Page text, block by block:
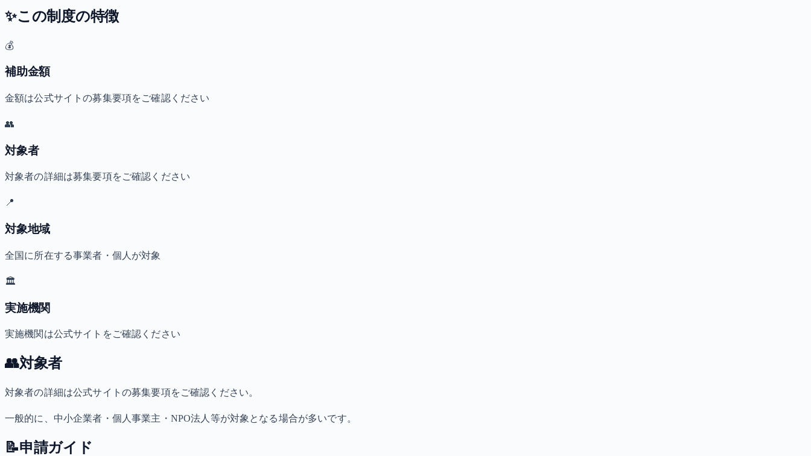
✨この制度の特徴
💰
補助金額
金額は公式サイトの募集要項をご確認ください
👥
対象者
対象者の詳細は募集要項をご確認ください
📍
対象地域
全国に所在する事業者・個人が対象
🏛️
実施機関
実施機関は公式サイトをご確認ください
👥対象者
対象者の詳細は公式サイトの募集要項をご確認ください。
一般的に、中小企業者・個人事業主・NPO法人等が対象となる場合が多いです。
📝申請ガイド